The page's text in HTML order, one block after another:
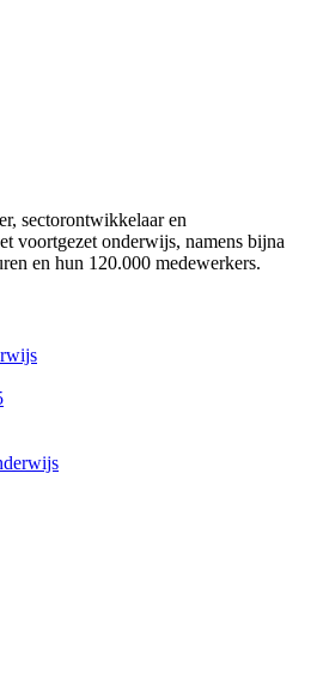
sectorontwikkelaar en
voortgezet onderwijs, namens bijna
en hun 120.000 medewerkers.